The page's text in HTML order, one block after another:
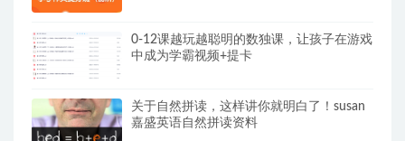
0-12课越玩越聪明的数独课，让孩子在游戏
中成为学霸视频+提卡
关于自然拼读，这样讲你就明白了！susan
嘉盛英语自然拼读资料